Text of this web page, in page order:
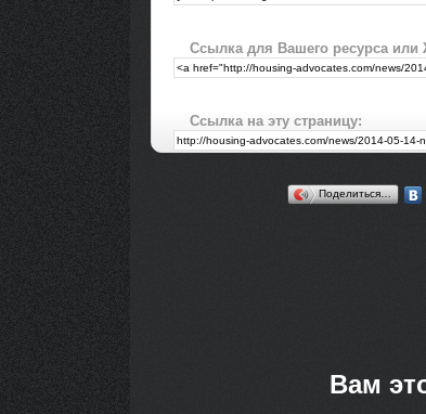
Ссылка для Вашего ресурса
Ссылка на эту страницу:
Поделиться…
Вам